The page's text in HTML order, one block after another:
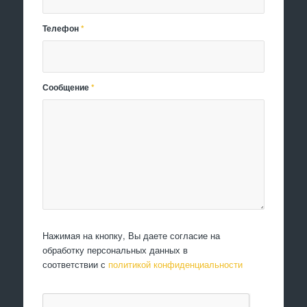
Телефон*
Сообщение*
Нажимая на кнопку, Вы даете согласие на
обработку персональных данных в
соответствии с политикой конфиденциальности